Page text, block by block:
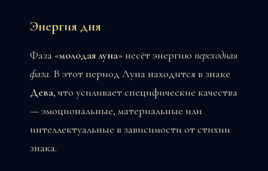
Энергия дня
Фаза «молодая луна» несёт энергию переходная
фаза. В этот период Луна находится в знаке
Дева, что усиливает специфические качества
— эмоциональные, материальные или
интеллектуальные в зависимости от стихии
знака.